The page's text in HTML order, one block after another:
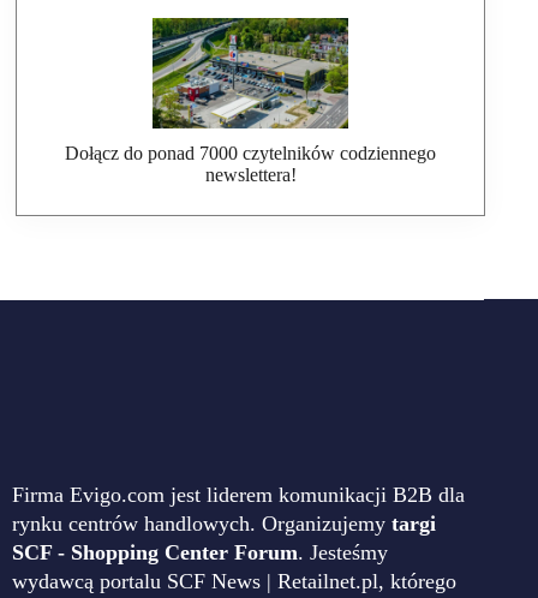
Dołącz do ponad 7000 czytelników codziennego
newslettera!
Firma Evigo.com jest liderem komunikacji B2B dla
rynku centrów handlowych. Organizujemy targi
SCF - Shopping Center Forum. Jesteśmy
wydawcą portalu SCF News | Retailnet.pl, którego